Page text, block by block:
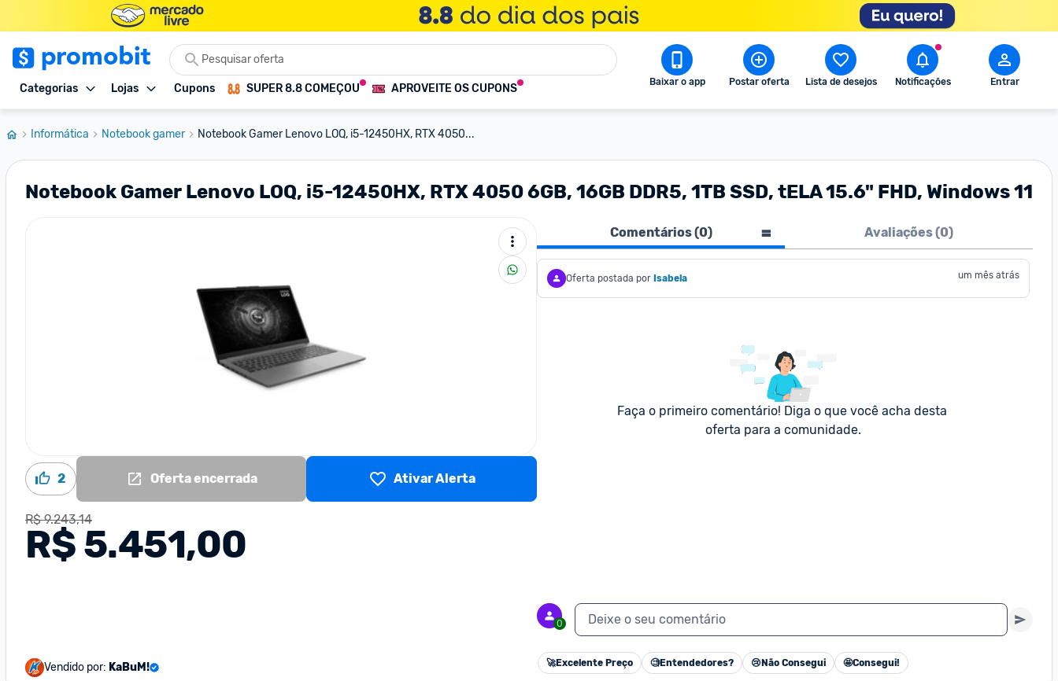
Categorias Lojas Cupons SUPER 8.8 COMEÇOU APROVEITE OS CUPONS Baixar o app Postar oferta Lista de desejos Notificações Entrar
Informática Notebook gamer Notebook Gamer Lenovo LOQ, i5-12450HX, RTX 4050...
Notebook Gamer Lenovo LOQ, i5-12450HX, RTX 4050 6GB, 16GB DDR5, 1TB SSD, tELA 15.6" FHD, Windows 11
2 Oferta encerrada Ativar Alerta
R$ 9.243,14
R$ 5.451,00
Vendido por: KaBuM!
Comentários (0) Avaliações (0)
Oferta postada por Isabela um mês atrás
Faça o primeiro comentário! Diga o que você acha desta
oferta para a comunidade.
0 Deixe o seu comentário
🚀Excelente Preço 🧐Entendedores? 😢 Não Consegui 🤩Consegui!